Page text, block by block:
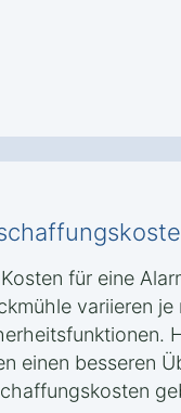
für eine
variieren
einen besseren